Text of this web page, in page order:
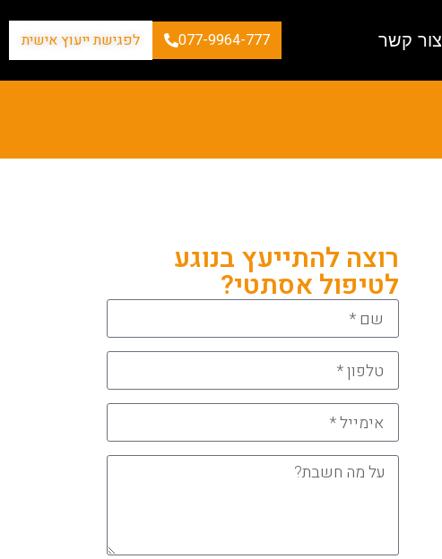
צור קשר 077-9964-777 לפגישת ייעוץ אישית
רוצה להתייעץ בנוגע
לטיפול אסתטי?